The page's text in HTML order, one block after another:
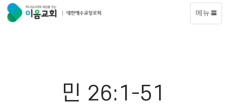
메뉴
민 26:1-51